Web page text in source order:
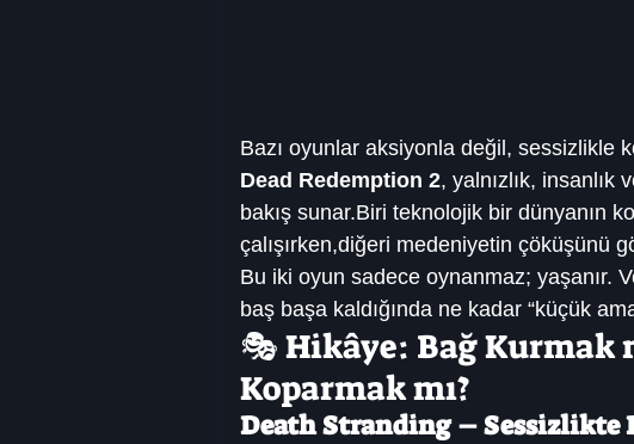
Bazı oyunlar aksiyonla değil, sessizlikle
Dead Redemption 2, yalnızlık, insanlık
bakış sunar.Biri teknolojik bir dünyanın
çalışırken,diğeri medeniyetin çöküşünü
Bu iki oyun sadece oynanmaz; yaşanır.
baş başa kaldığında ne kadar “küçük
🎭 Hikâye: Bağ Kurmak
Koparmak mı?
Death Stranding – Sessizlikte